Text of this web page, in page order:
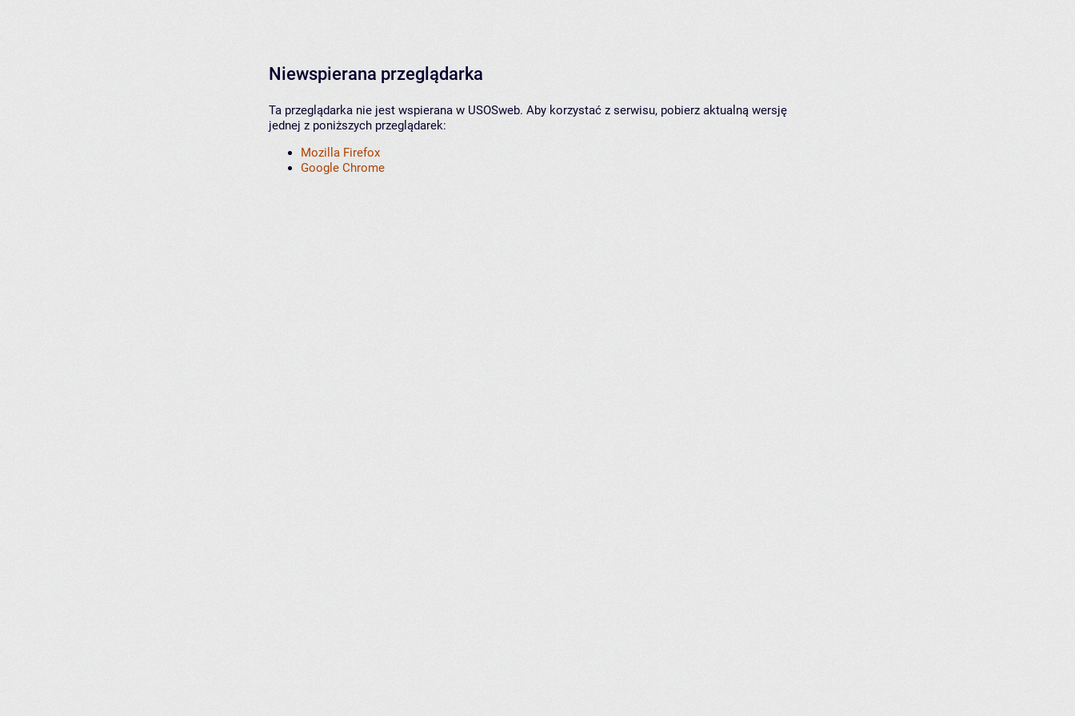
Niewspierana przeglądarka
Ta przeglądarka nie jest wspierana w USOSweb. Aby korzystać z serwisu, pobierz aktualną wersję
jednej z poniższych przeglądarek:
Mozilla Firefox
Google Chrome